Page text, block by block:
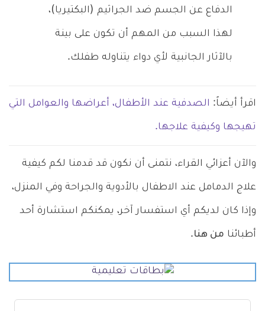
الدفاع عن الجسم ضد الجراثيم (البكتيريا)،
لهذا السبب من المهم أن تكون على بينة
بالآثار الجانبية لأي دواء يتناوله طفلك.
اقرأ أيضاً: الصدفية عند الأطفال، أعراضها والعوامل التي
تهيجها وكيفية علاجها.
والآن أعزائي القراء، نتمنى أن نكون قد قدمنا لكم كيفية
علاج الدمامل عند الاطفال بالأدوية والجراحة وفي المنزل،
وإذا كان لديكم أي استفسار آخر، يمكنكم استشارة أحد
أطبائنا من هنا.